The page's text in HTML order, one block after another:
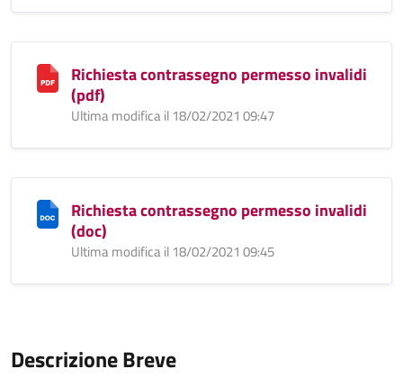
Richiesta contrassegno permesso invalidi
(pdf)
Ultima modifica il 18/02/2021 09:47
Richiesta contrassegno permesso invalidi
(doc)
Ultima modifica il 18/02/2021 09:45
Descrizione Breve